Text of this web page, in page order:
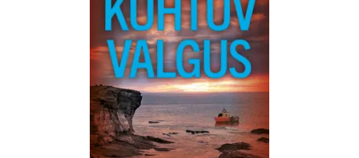
Eesti kirjandus (1778)
Ettevõtlus (30)
Filoloogia (121)
Filosoofia (148)
Geograafia (65)
Haridus (20)